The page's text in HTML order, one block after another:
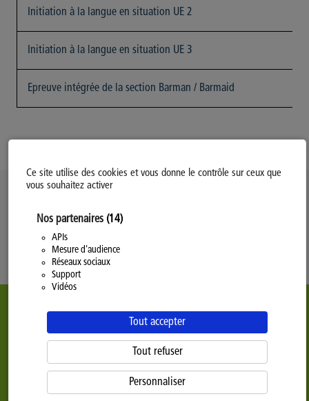
Ce site utilise des cookies et vous donne le contrôle sur ceux que
vous souhaitez activer
Nos partenaires (14)
APIs
Mesure d'audience
Réseaux sociaux
Support
Vidéos
Tout accepter
Tout refuser
Personnaliser
Initiation à la langue en situation UE 2
Initiation à la langue en situation UE 3
Epreuve intégrée de la section Barman / Barmaid
Modifiez votre consentement
Politique Générale de Confidentialité